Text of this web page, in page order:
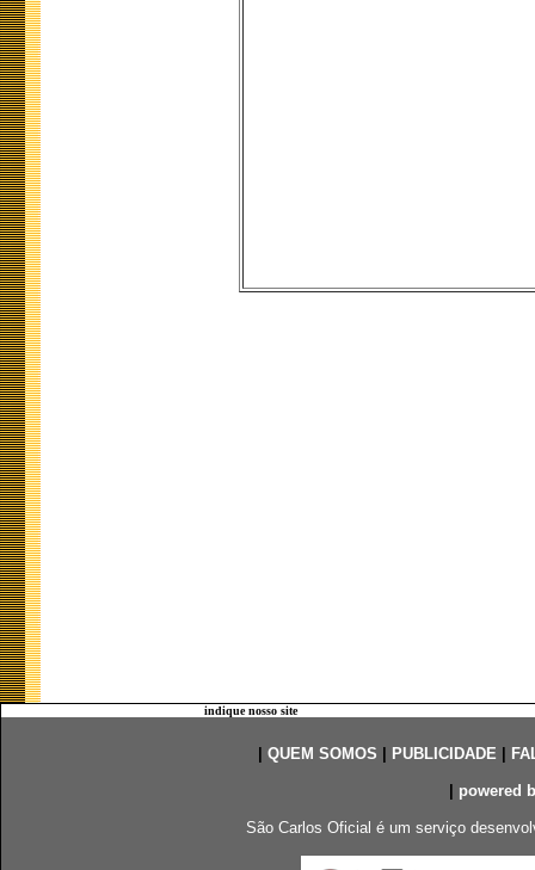
indique nosso site
QUEM SOMOS PUBLICIDADE|
powered
São Carlos Oficial é um serviço